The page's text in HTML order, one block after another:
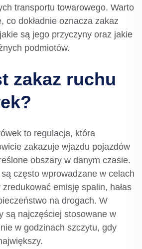
transportu towarowego. Warto
co dokładnie oznacza zakaz
są jego przyczyny oraz jakie
podmiotów.
zakaz ruchu
to regulacja, która
zakazuje wjazdu pojazdów
obszary w danym czasie.
często wprowadzane w celach
emisję spalin, hałas
na drogach. W
są najczęściej stosowane w
w godzinach szczytu, gdy